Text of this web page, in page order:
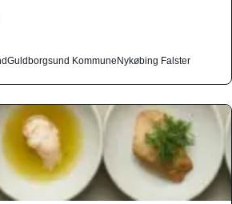
Guldborgsund KommuneNykøbing Falster